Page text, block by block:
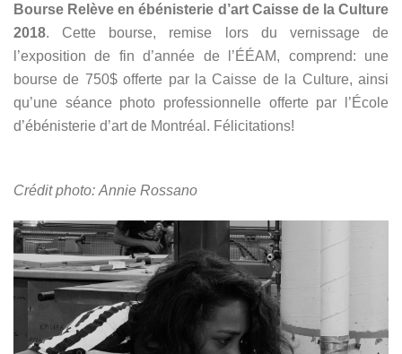
Bourse Relève en ébénisterie d’art Caisse de la Culture
2018. Cette bourse, remise
lors du vernissage de
l’exposition de fin d’année de l’ÉÉAM, comprend: une
bourse de 750$ offerte par la Caisse de la Culture, ainsi
qu’une séance photo professionnelle offerte par l’École
d’ébénisterie d’art de Montréal. Félicitations!
Crédit photo: Annie Rossano